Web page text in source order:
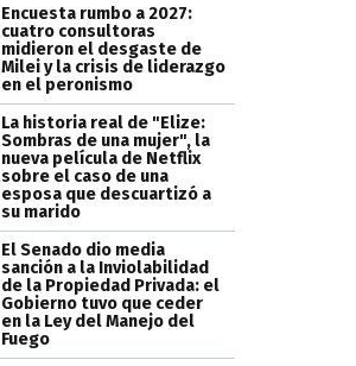
Encuesta rumbo a 2027:
cuatro consultoras
midieron el desgaste de
Milei y la crisis de liderazgo
en el peronismo
La historia real de "Elize:
Sombras de una mujer", la
nueva película de Netflix
sobre el caso de una
esposa que descuartizó a
su marido
El Senado dio media
sanción a la Inviolabilidad
de la Propiedad Privada: el
Gobierno tuvo que ceder
en la Ley del Manejo del
Fuego